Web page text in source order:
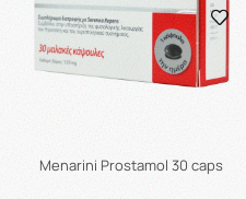
Menarini Prostamol 30 caps